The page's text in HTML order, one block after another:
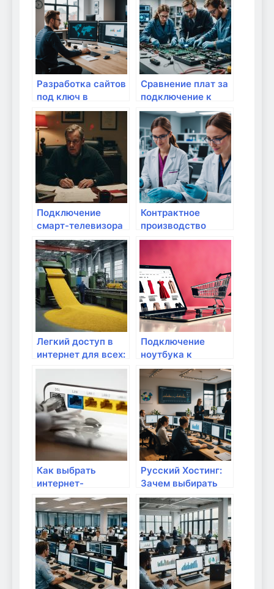
Разработка сайтов
под ключ в
Москве:
качественные
решения для
бизнеса
Сравнение плат за
подключение к
интернету
Подключение
смарт-телевизора
к Wi-Fi
Контрактное
производство
косметики в
решение для
бизнеса малого и
среднего размера
Легкий доступ в
интернет для всех:
как организовать
подключение
гостей?
Подключение
ноутбука к
принтеру через Wi-
Как выбрать
интернет-
провайдера для
удаленного
доступа?
Русский Хостинг:
Зачем выбирать
локальные
решения для
вашего бизнеса?